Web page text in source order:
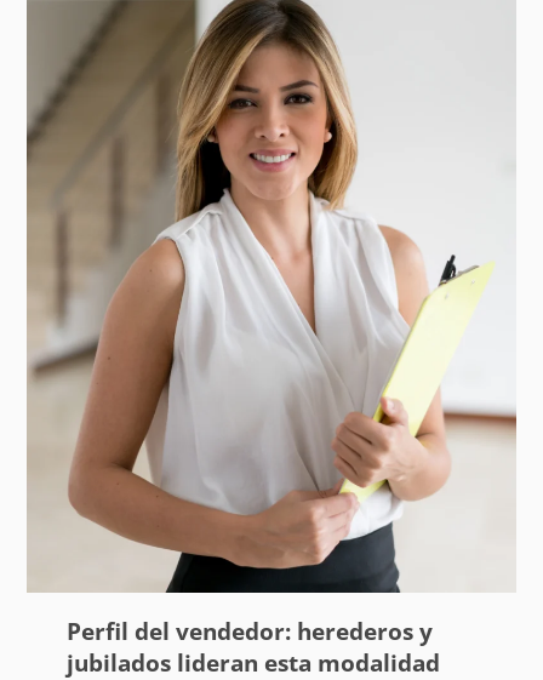
Perfil del vendedor: herederos y
jubilados lideran esta modalidad